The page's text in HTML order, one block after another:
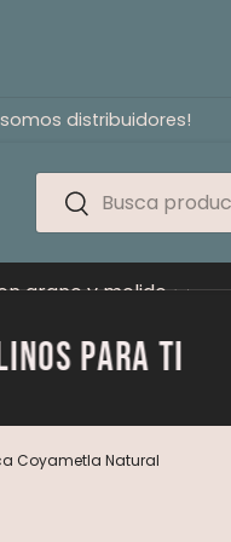
distribuidores!
Buscar
grano y molido
ti Mazzer
Coyametla Natural